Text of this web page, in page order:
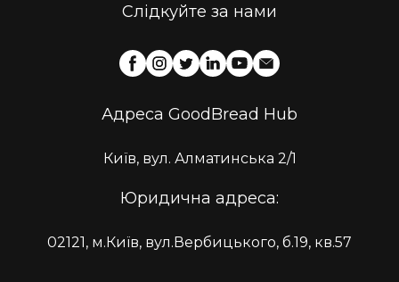
Слідкуйте за нами
Адреса GoodBread Hub
Київ, вул. Алматинська 2/1
Юридична адреса:
02121, м.Київ, вул.Вербицького, б.19, кв.57